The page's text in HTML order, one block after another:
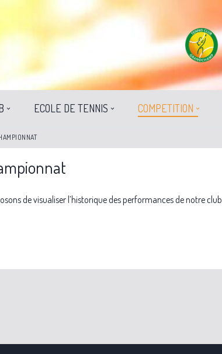
ECOLE DE TENNIS COMPETITION
de visualiser l’historique des performances de notre club.